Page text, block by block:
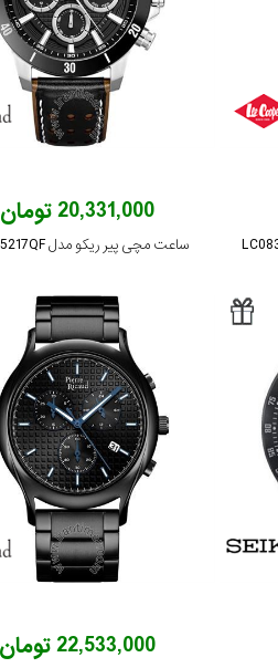
20,331,000 تومان
ساعت مچی پیر ریکو مدل P60028.5217QF
22,533,000 تومان